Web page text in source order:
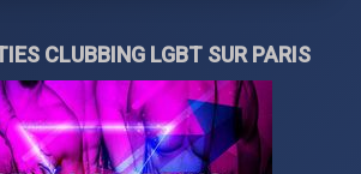
CLUBBING LGBT SUR PARIS